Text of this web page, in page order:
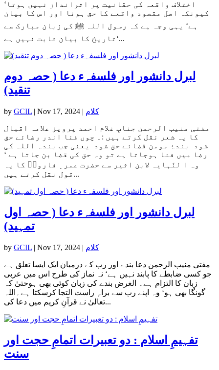
اختلاف واقعہ کی حقانیت پر اثرانداز نہیں ہوتا‘
کیونکہ اصل مقصود واقعے کا حق ہونا اور اس کا بیان
ہے‘ یہی وجہ ہے کہ رسول اللہ ﷺ کی زبان مبارک سے
تاریخ کا بیان ثابت نہیں ہے‘...
لبرل دانشور اور فلسفہء دعا ( حصہ دوم
تنقید)
by GCIL | Nov 17, 2024 | کلام
مفتی منیب الرحمن جنابِ غلام احمد پرویز علامہ اقبال
کا یہ شعر نقل کرتے ہیں :۔ چوں فنا اندر رضائے حق
شود بندۂ مومن قضائے حق شود یعنی جب بندہ اللہ کی
رضا میں فنا ہوجاتا ہے تو وہ حق کی قضا بن جاتا ہے ‘
وہ ا لنّہایہ لابن اثیر سے حضرت عمر ِ فاروقؓ کا یہ
قول نقل کرتے ہیں...
لبرل دانشور اور فلسفہء دعا ( حصہ اول
تمہید)
by GCIL | Nov 17, 2024 | کلام
مفتی منیب الرحمن دعا بندے اور رب کے درمیان ایک ایسا تعلق ہے
جو کسی ضابطے کا پابند نہیں ہے‘ نہ نماز کی طرح اس میں عربی
زبان کا التزام ہے۔ الغرض بندے کی زبان کوئی بھی ہوحتیٰ کہ
گونگا بھی ہو‘ وہ اپنے رب سے براہِ راست التجا کرسکتا ہے۔اللہ
تعالیٰ نے قرآنِ کریم میں دعا کی...
تفہیمِ اسلام : دو تعبیرات اتمامِ حجت اور
سنت